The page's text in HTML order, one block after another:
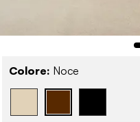
Colore: Noce